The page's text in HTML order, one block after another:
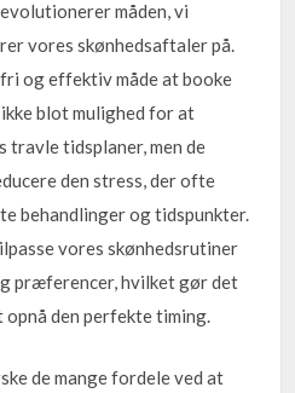
måden, vi
vores skønhedsaftaler på.
og effektiv måde at booke
blot mulighed for at
travle tidsplaner, men de
den stress, der ofte
behandlinger og tidspunkter.
vores skønhedsrutiner
præferencer, hvilket gør det
den perfekte timing.
de mange fordele ved at